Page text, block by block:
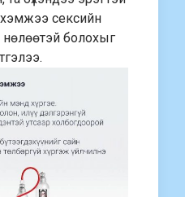
хэмжээ сексийн
болохыг